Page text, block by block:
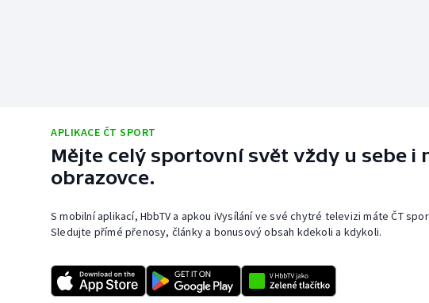
APLIKACE ČT SPORT
Mějte celý sportovní svět vždy u sebe i
obrazovce.
S mobilní aplikací, HbbTV a apkou iVysílání ve své chytré televizi máte ČT
Sledujte přímé přenosy, články a bonusový obsah kdekoli a kdykoli.